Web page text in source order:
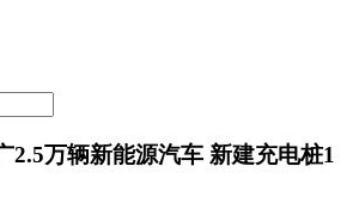
2.5万辆新能源汽车 新建充电桩1